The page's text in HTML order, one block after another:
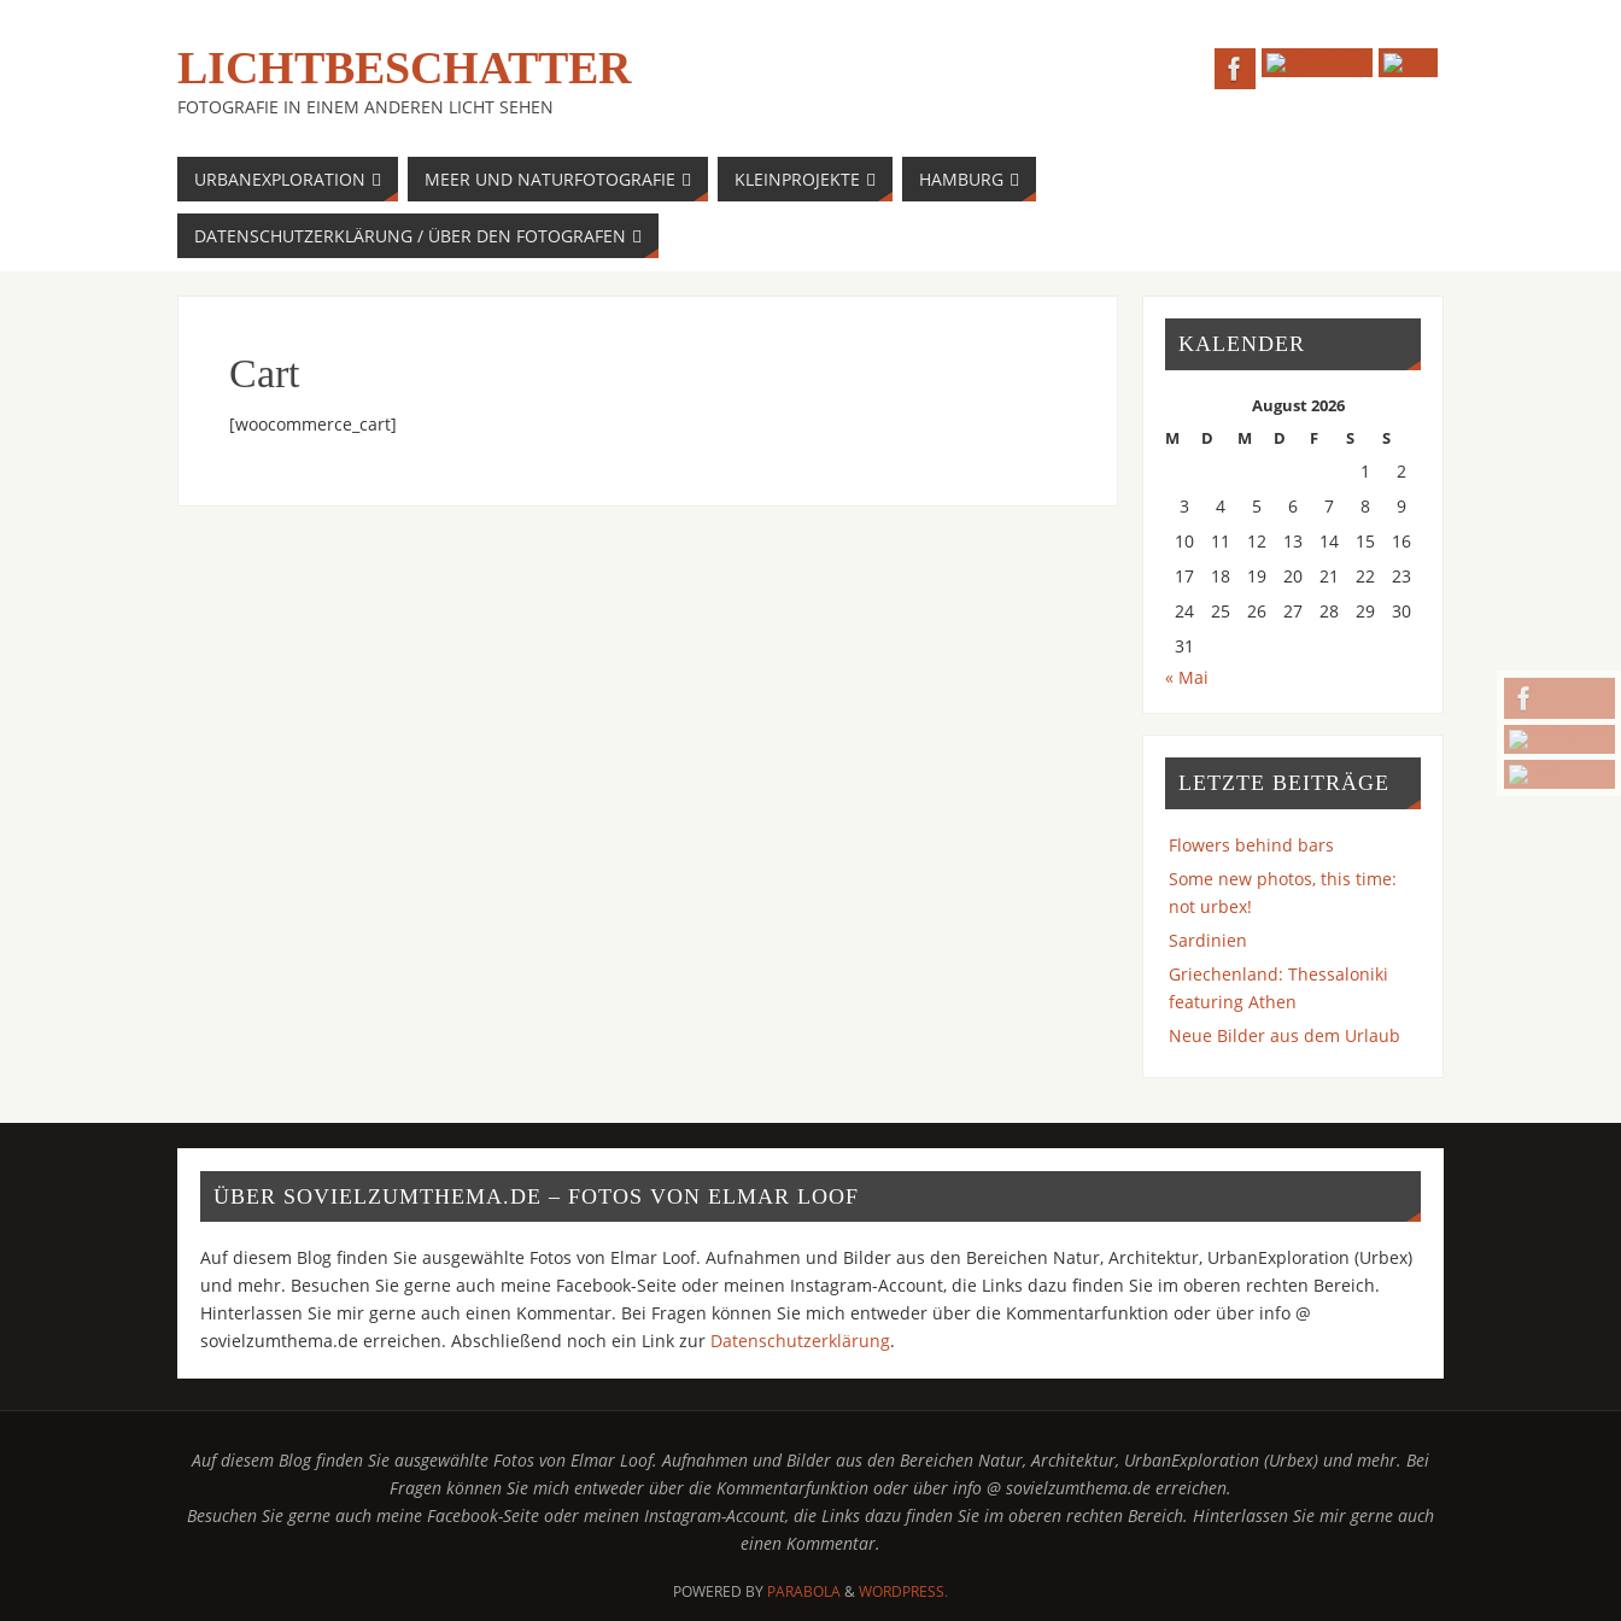
LICHTBESCHATTER
FOTOGRAFIE IN EINEM ANDEREN LICHT SEHEN
URBANEXPLORATION MEER UND NATURFOTOGRAFIE KLEINPROJEKTE HAMBURG
DATENSCHUTZERKLÄRUNG / ÜBER DEN FOTOGRAFEN
Cart
[woocommerce_cart]
KALENDER
August 2026
M
D M D F S S
1
2
3
4 5 6 7 8
9
10
11 12 13 14 15
16
17
18 19 20 21 22
23
24
25 26 27 28 29
30
31
« Mai
LETZTE BEITRÄGE
Flowers behind bars
Some new photos, this time:
not urbex!
Sardinien
Griechenland: Thessaloniki
featuring Athen
Neue Bilder aus dem Urlaub
ÜBER SOVIELZUMTHEMA.DE – FOTOS VON ELMAR LOOF
Auf diesem Blog finden Sie ausgewählte Fotos von Elmar Loof. Aufnahmen und Bilder aus den Bereichen Natur, Architektur, UrbanExploration (Urbex)
und mehr. Besuchen Sie gerne auch meine Facebook-Seite oder meinen Instagram-Account, die Links dazu finden Sie im oberen rechten Bereich.
Hinterlassen Sie mir gerne auch einen Kommentar. Bei Fragen können Sie mich entweder über die Kommentarfunktion oder über info @
sovielzumthema.de erreichen. Abschließend noch ein Link zur Datenschutzerklärung.
Auf diesem Blog finden Sie ausgewählte Fotos von Elmar Loof. Aufnahmen und Bilder aus den Bereichen Natur, Architektur, UrbanExploration (Urbex) und mehr. Bei
Fragen können Sie mich entweder über die Kommentarfunktion oder über info @ sovielzumthema.de erreichen.
Besuchen Sie gerne auch meine Facebook-Seite oder meinen Instagram-Account, die Links dazu finden Sie im oberen rechten Bereich. Hinterlassen Sie mir gerne auch
einen Kommentar.
POWERED BY PARABOLA&WORDPRESS.